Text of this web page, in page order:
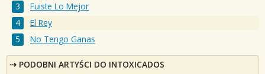
Fuiste Lo Mejor
El Rey
No Tengo Ganas
PODOBNI ARTYŚCI DO INTOXICADOS